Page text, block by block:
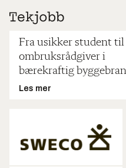
Fra usikker student til
ombruksrådgiver i
bærekraftig
Les mer